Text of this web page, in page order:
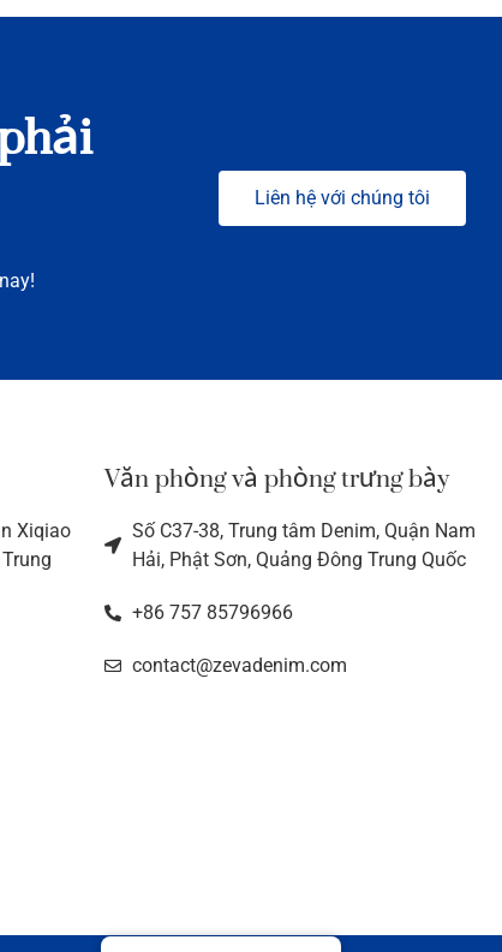
Liên hệ với chúng tôi
Xiqiao
Văn phòng và phòng trưng bày
Số C37-38, Trung tâm Denim, Quận Nam
Hải, Phật Sơn, Quảng Đông Trung Quốc
+86 757 85796966
contact@zevadenim.com